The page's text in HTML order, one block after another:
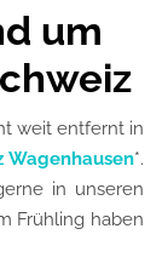
um
weit entfernt in
Wagenhausen*.
in unseren
Frühling haben